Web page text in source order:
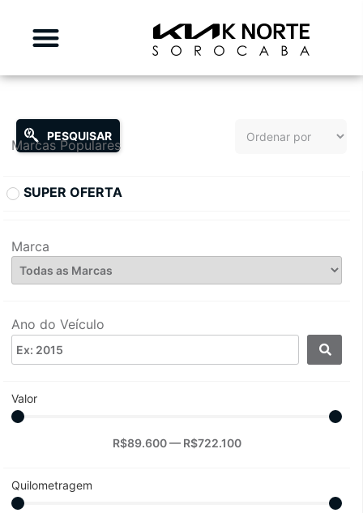
PESQUISAR
Marcas Populares
SUPER OFERTA
Marca
Ano do Veículo
Valor
R$89.600— R$722.100
Quilometragem